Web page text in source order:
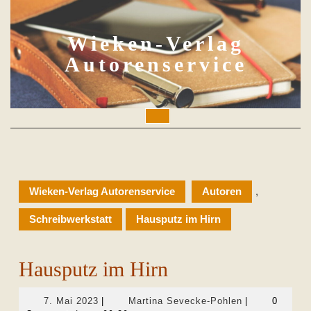
to
content
Wieken-Verlag
Autorenservice
Wieken-Verlag Autorenservice Autoren ,
Schreibwerkstatt Hausputz im Hirn
Hausputz im Hirn
7. Mai 2023 7.
Martina Sevecke-PohlenMartina
0